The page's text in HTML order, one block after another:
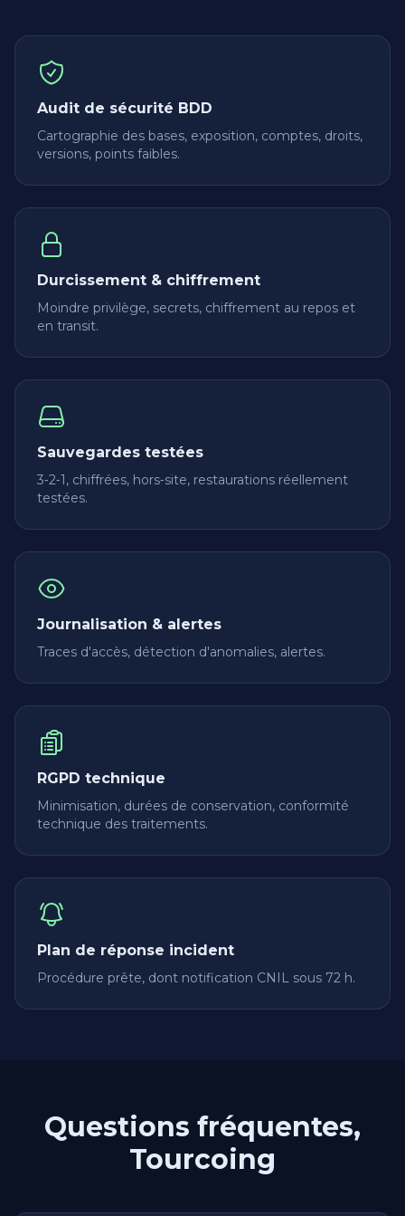
Audit de sécurité BDD
Cartographie des bases, exposition, comptes, droits,
versions, points faibles.
Durcissement & chiffrement
Moindre privilège, secrets, chiffrement au repos et
en transit.
Sauvegardes testées
3‑2‑1, chiffrées, hors‑site, restaurations réellement
testées.
Journalisation & alertes
Traces d'accès, détection d'anomalies, alertes.
RGPD technique
Minimisation, durées de conservation, conformité
technique des traitements.
Plan de réponse incident
Procédure prête, dont notification CNIL sous 72 h.
Questions fréquentes,
Tourcoing